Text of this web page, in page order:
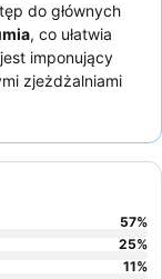
do głównych
, co ułatwia
imponujący
zjeżdżalniami
stronę przeciwną
57%
25%
11%